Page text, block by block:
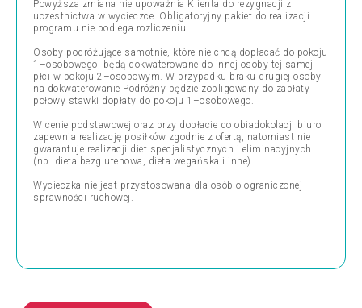
Powyższa zmiana nie upoważnia Klienta do rezygnacji z
uczestnictwa w wycieczce. Obligatoryjny pakiet do realizacji
programu nie podlega rozliczeniu.
Osoby podróżujące samotnie, które nie chcą dopłacać do pokoju
1–osobowego, będą dokwaterowane do innej osoby tej samej
płci w pokoju 2–osobowym. W przypadku braku drugiej osoby
na dokwaterowanie Podróżny będzie zobligowany do zapłaty
połowy stawki dopłaty do pokoju 1–osobowego.
W cenie podstawowej oraz przy dopłacie do obiadokolacji biuro
zapewnia realizację posiłków zgodnie z ofertą, natomiast nie
gwarantuje realizacji diet specjalistycznych i eliminacyjnych
(np. dieta bezglutenowa, dieta wegańska i inne).
Wycieczka nie jest przystosowana dla osób o ograniczonej
sprawności ruchowej.